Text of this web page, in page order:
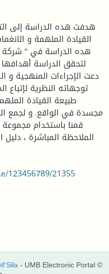
هدفت هده الدراسة إلى
القيادة الملهمة و
هده الدراسة في " شركة
لتحقق الدراسة
دعت الإجراءات المنهجية
توجهاته النظرية
طبيعة القيادة
مجسدة في الواقع. و لجمع
قمنا باستخدام
الملاحظة المباشرة ، دليل
123456789/21355
- UMB Electronic Portal ©